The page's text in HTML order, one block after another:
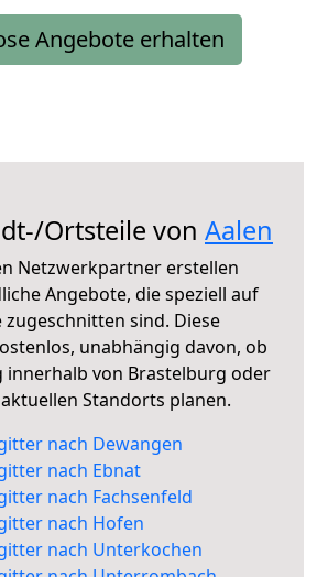
Angebote erhalten
Ortsteile von Aalen
Netzwerkpartner erstellen
Angebote, die speziell auf
sind. Diese
unabhängig davon, ob
innerhalb von Brastelburg oder
Standorts planen.
nach Dewangen
nach Ebnat
nach Fachsenfeld
nach Hofen
nach Unterkochen